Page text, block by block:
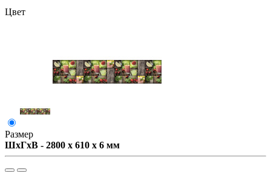
Цвет
Размер
ШxГxВ - 2800 x 610 x 6 мм